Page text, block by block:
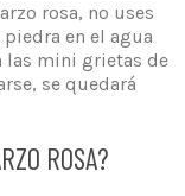
rosa, no uses
en el agua
las mini grietas de
se quedará
ROSA?